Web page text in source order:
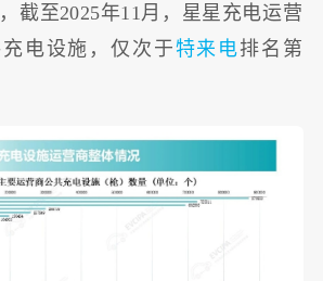
截至2025年11月，星星充电运营
电设施，仅次于特来电排名第